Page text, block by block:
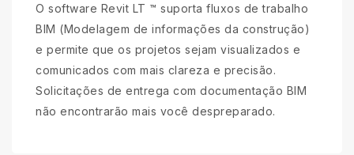
O software Revit LT ™ suporta fluxos de trabalho
BIM (Modelagem de informações da construção)
e permite que os projetos sejam visualizados e
comunicados com mais clareza e precisão.
Solicitações de entrega com documentação BIM
não encontrarão mais você despreparado.